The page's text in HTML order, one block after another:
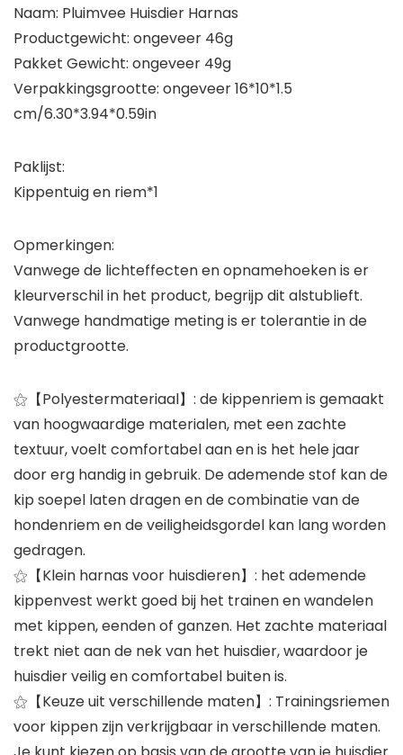
Naam: Pluimvee Huisdier Harnas
Productgewicht: ongeveer 46g
Pakket Gewicht: ongeveer 49g
Verpakkingsgrootte: ongeveer 16*10*1.5
cm/6.30*3.94*0.59in
Paklijst:
Kippentuig en riem*1
Opmerkingen:
Vanwege de lichteffecten en opnamehoeken is er
kleurverschil in het product, begrijp dit alstublieft.
Vanwege handmatige meting is er tolerantie in de
productgrootte.
⚝【Polyestermateriaal】: de kippenriem is gemaakt
van hoogwaardige materialen, met een zachte
textuur, voelt comfortabel aan en is het hele jaar
door erg handig in gebruik. De ademende stof kan de
kip soepel laten dragen en de combinatie van de
hondenriem en de veiligheidsgordel kan lang worden
gedragen.
⚝【Klein harnas voor huisdieren】: het ademende
kippenvest werkt goed bij het trainen en wandelen
met kippen, eenden of ganzen. Het zachte materiaal
trekt niet aan de nek van het huisdier, waardoor je
huisdier veilig en comfortabel buiten is.
⚝【Keuze uit verschillende maten】: Trainingsriemen
voor kippen zijn verkrijgbaar in verschillende maten.